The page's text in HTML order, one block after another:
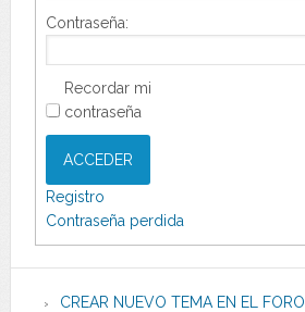
Contraseña:
Recordar mi
contraseña
ACCEDER
Registro
Contraseña perdida
CREAR NUEVO TEMA EN EL FORO